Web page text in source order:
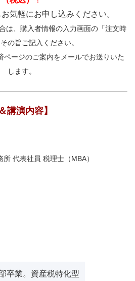
気軽にお申し込みください。
は、購入者情報の入力画面の「注文時
の旨ご記入ください。
ページのご案内をメールでお送りいた
します。
講演内容】
代表社員 税理士（MBA）
卒業。資産税特化型